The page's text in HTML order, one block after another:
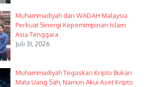
Muhammadiyah dan WADAH Malaysia
Perkuat Sinergi Kepemimpinan Islam
Asia Tenggara
Juli 31, 2026
Muhammadiyah Tegaskan Kripto Bukan
Mata Uang Sah, Namun Akui Aset Kripto